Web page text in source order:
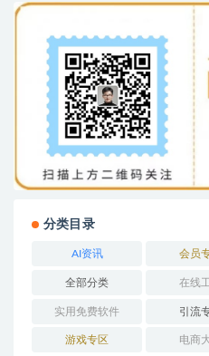
分类目录
AI资讯 会员
全部分类 在线
实用免费软件 引流
游戏专区 电商